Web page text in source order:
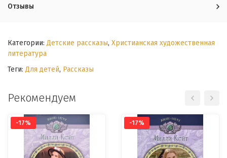
Отзывы
Категории: Детские рассказы, Христианская художественная
литература
Теги: Для детей, Рассказы
Рекомендуем
-17% -17%